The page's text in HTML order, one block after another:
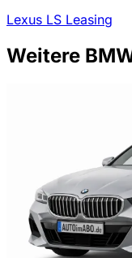
Lexus LS Leasing
Weitere